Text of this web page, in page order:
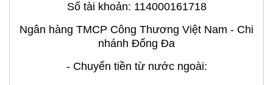
Số tài khoản: 114000161718
Ngân hàng TMCP Công Thương Việt Nam - Chi
nhánh Đống Đa
- Chuyển tiền từ nước ngoài: